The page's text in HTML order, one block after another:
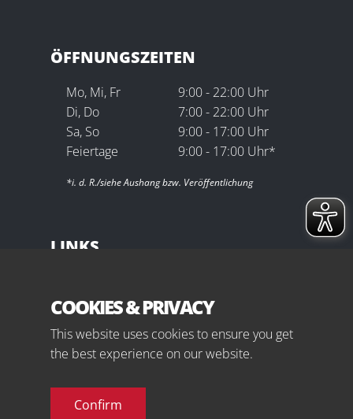
ÖFFNUNGSZEITEN
Mo, Mi, Fr
Di, Do
Sa, So
Feiertage
9:00 - 22:00 Uhr
7:00 - 22:00 Uhr
9:00 - 17:00 Uhr
9:00 - 17:00 Uhr*
*i. d. R./siehe Aushang bzw. Veröffentlichung
LINKS
Datenschutz
Downloads
Kontakt
COOKIES & PRIVACY
This website uses cookies to ensure you get
the best experience on our website.
Confirm